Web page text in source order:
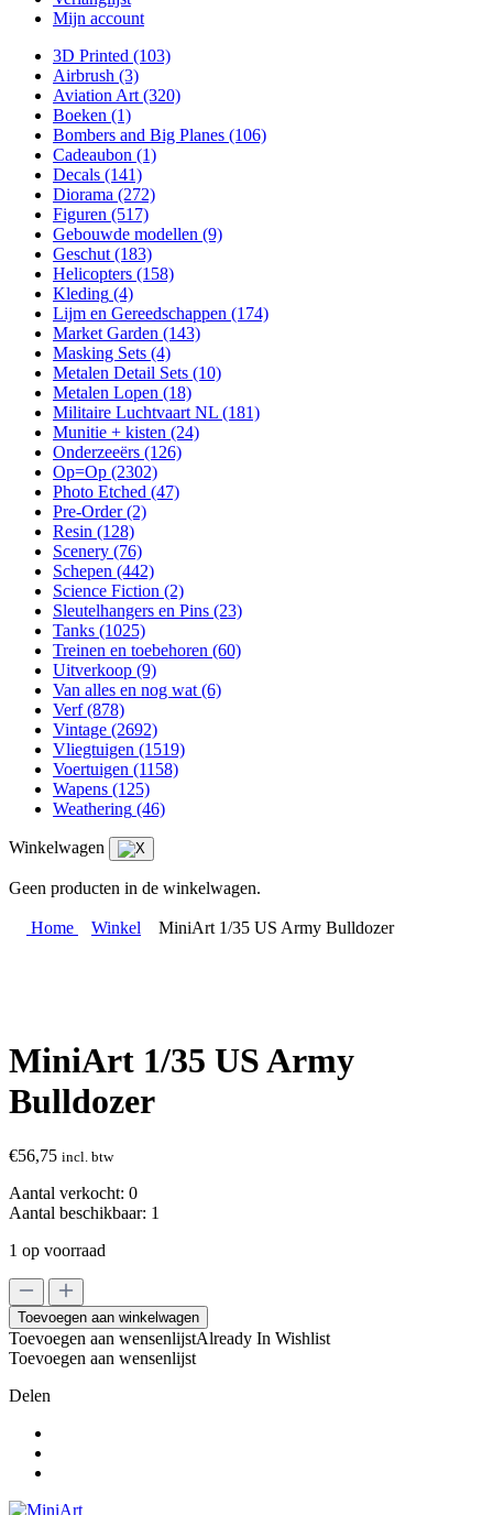
Mijn account
3D Printed (103)
Airbrush (3)
Aviation Art (320)
Boeken (1)
Bombers and Big Planes (106)
Cadeaubon (1)
Decals (141)
Diorama (272)
Figuren (517)
Gebouwde modellen (9)
Geschut (183)
Helicopters (158)
Kleding (4)
Lijm en Gereedschappen (174)
Market Garden (143)
Masking Sets (4)
Metalen Detail Sets (10)
Metalen Lopen (18)
Militaire Luchtvaart NL (181)
Munitie + kisten (24)
Onderzeeërs (126)
Op=Op (2302)
Photo Etched (47)
Pre-Order (2)
Resin (128)
Scenery (76)
Schepen (442)
Science Fiction (2)
Sleutelhangers en Pins (23)
Tanks (1025)
Treinen en toebehoren (60)
Uitverkoop (9)
Van alles en nog wat (6)
Verf (878)
Vintage (2692)
Vliegtuigen (1519)
Voertuigen (1158)
Wapens (125)
Weathering (46)
Winkelwagen
Geen producten in de winkelwagen.
Home Winkel MiniArt 1/35 US Army Bulldozer
MiniArt 1/35 US Army
Bulldozer
€56,75 incl. btw
Aantal verkocht: 0
Aantal beschikbaar: 1
1 op voorraad
MiniArt
1/35
US
Army
Bulldozer
Toevoegen aan winkelwagen
Toevoegen aan wensenlijstAlready In Wishlist
Toevoegen aan wensenlijst
Delen